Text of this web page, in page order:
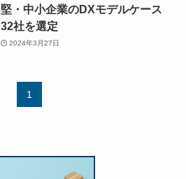
堅・中小企業のDXモデルケース
32社を選定
2024年3月27日
1